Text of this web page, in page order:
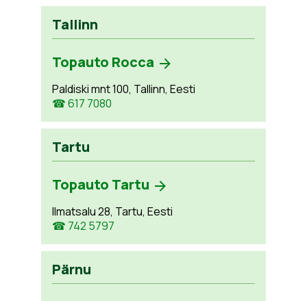
Tallinn
Topauto Rocca
Paldiski mnt 100, Tallinn, Eesti
☎ 617 7080
Tartu
Topauto Tartu
Ilmatsalu 28, Tartu, Eesti
☎ 742 5797
Pärnu